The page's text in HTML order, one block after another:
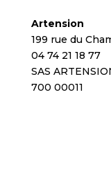
Artension
199 rue du
04 74 21 18 77
SAS
700 00011